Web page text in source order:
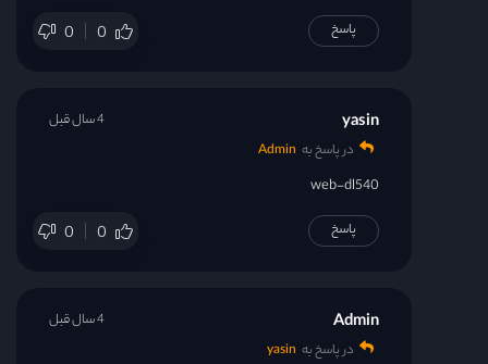
0 0 پاسخ
yasin
در پاسخ به Admin
web-dl540
0 0
4 سال قبل
پاسخ
Admin
در پاسخ به yasin
4 سال قبل